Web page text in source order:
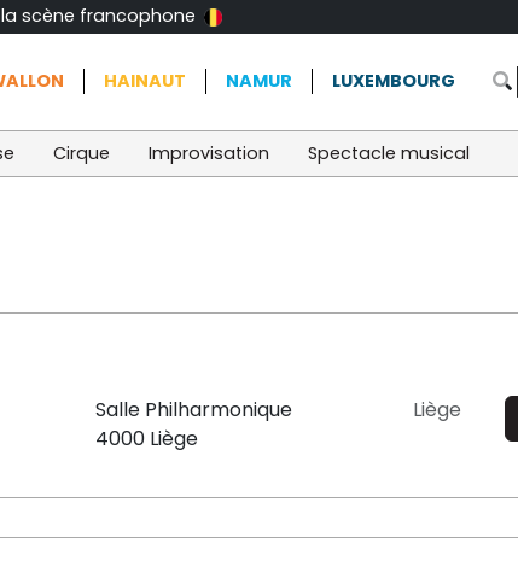
scène francophone
HAINAUT NAMUR LUXEMBOURG
Cirque Improvisation Spectacle musical
Salle Philharmonique
4000 Liège
Liège